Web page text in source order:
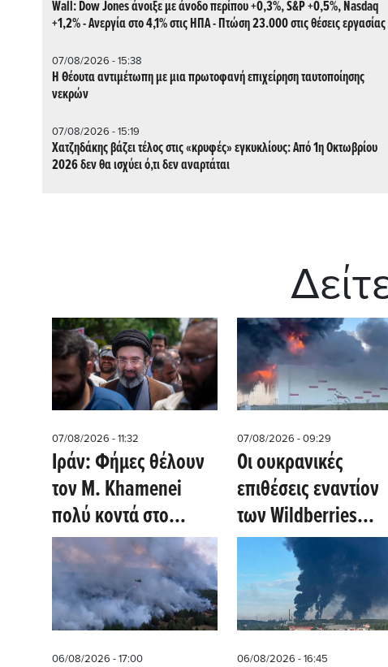
Wall: Dow Jones άνοιξε με άνοδο περίπου +0,3%, S&P +0,5%, Nasdaq
+1,2% - Ανεργία στο 4,1% στις ΗΠΑ - Πτώση 23.000 στις θέσεις εργασίας
07/08/2026 - 15:38
Η Θέουτα αντιμέτωπη με μια πρωτοφανή επιχείρηση ταυτοποίησης
νεκρών
07/08/2026 - 15:19
Χατζηδάκης βάζει τέλος στις «κρυφές» εγκυκλίους: Από 1η Οκτωβρίου
2026 δεν θα ισχύει ό,τι δεν αναρτάται
07/08/2026 - 11:32
Ιράν: Φήμες θέλουν
τον Μ. Khamenei
πολύ κοντά στο
θάνατο
07/08/2026 - 09:29
Οι ουκρανικές
επιθέσεις εναντίον
των Wildberries
χτυπούν την καρδιά
της Ρωσίας (Reuters)
06/08/2026 - 17:00 06/08/2026 - 16:45